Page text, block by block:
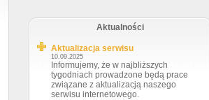
Aktualności
Aktualizacja serwisu
10.09.2025
Informujemy, że w najbliższych
tygodniach prowadzone będą prace
związane z aktualizacją naszego
serwisu internetowego.